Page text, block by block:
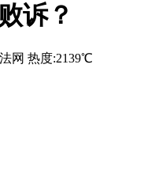
诉？
网 热度:2139℃